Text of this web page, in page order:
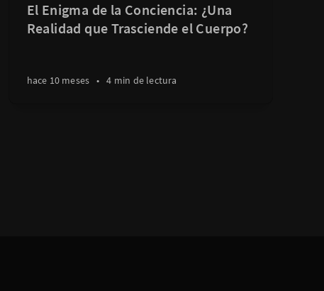
El Enigma de la Conciencia: ¿Una
Realidad que Trasciende el Cuerpo?
hace 10 meses • 4 min de lectura